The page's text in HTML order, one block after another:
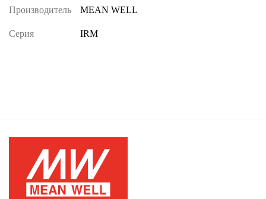
Производитель MEAN WELL
Серия IRM